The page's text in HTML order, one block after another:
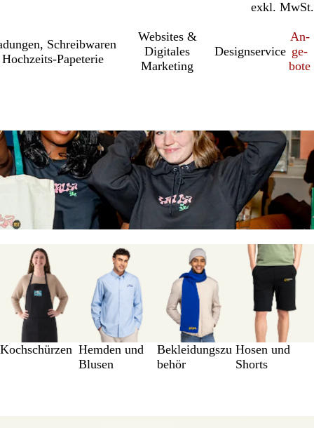
inkl. MwSt.
exkl. MwSt.
Schreib­wa­ren
Papeterie
Websites &
Digitales
Marketing
Designservice
An­­
ge­­
bo­­te
Kochschürzen Hemden und
Blusen
Bekleidungszu
behör
Hosen und
Shorts